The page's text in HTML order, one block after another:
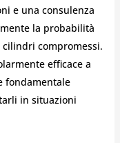
e una consulenza
la probabilità
compromessi.
efficace a
fondamentale
in situazioni